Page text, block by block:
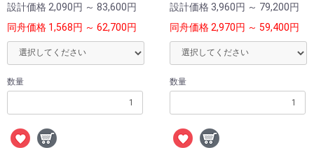
設計価格 2,090円 ～ 83,600円
同舟価格 1,568円 ～ 62,700円
数量
設計価格 3,960円 ～ 79,200円
同舟価格 2,970円 ～ 59,400円
数量